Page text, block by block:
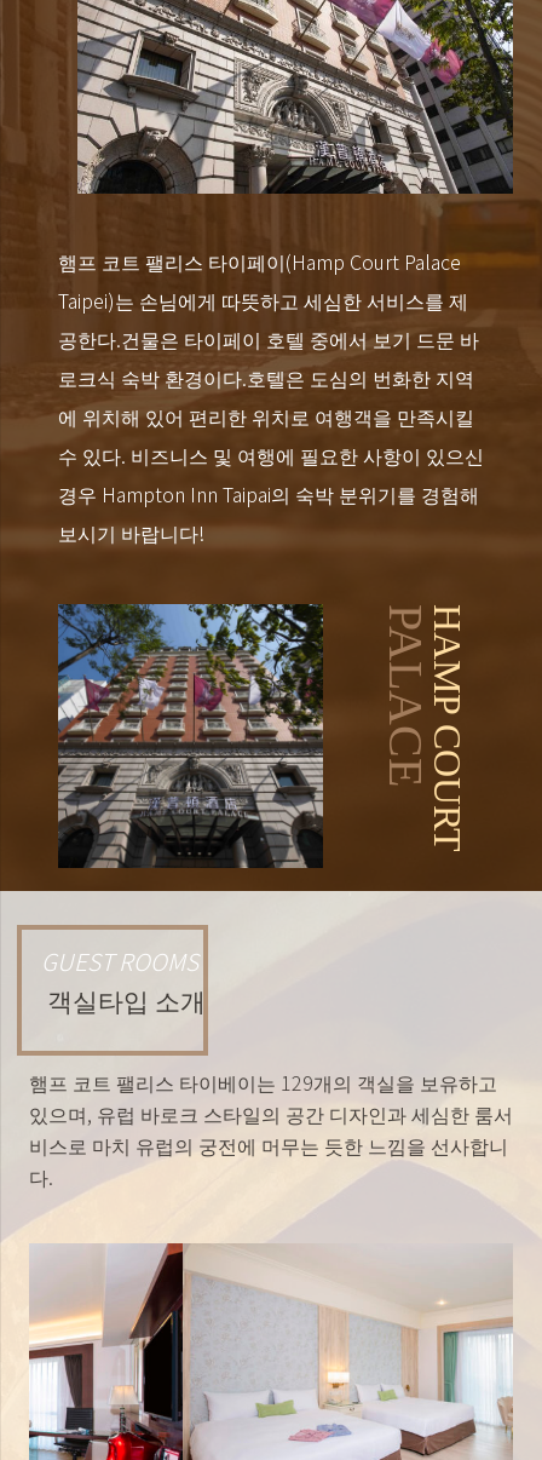
햄프 코트 팰리스 타이페이(Hamp Court Palace
Taipei)는 손님에게 따뜻하고 세심한 서비스를 제
공한다.건물은 타이페이 호텔 중에서 보기 드문 바
로크식 숙박 환경이다.호텔은 도심의 번화한 지역
에 위치해 있어 편리한 위치로 여행객을 만족시킬
수 있다. 비즈니스 및 여행에 필요한 사항이 있으신
경우 Hampton Inn Taipai의 숙박 분위기를 경험해
보시기 바랍니다!
PALACEHAMP COURT
GUEST ROOMS
객실타입 소개
햄프 코트 팰리스 타이베이는 129개의 객실을 보유하고
있으며, 유럽 바로크 스타일의 공간 디자인과 세심한 룸서
비스로 마치 유럽의 궁전에 머무는 듯한 느낌을 선사합니
다.